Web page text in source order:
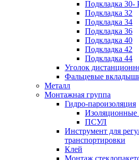
Подкладка
Подкладка 32
Подкладка 34
Подкладка 36
Подкладка 40
Подкладка 42
Подкладка 44
Уголок
Фальцевые
Металл
Монтажная группа
Гидро-пароизоляция
Изоляционные
ПСУЛ
Инструмент для
транспортировки
Клей
Монтаж